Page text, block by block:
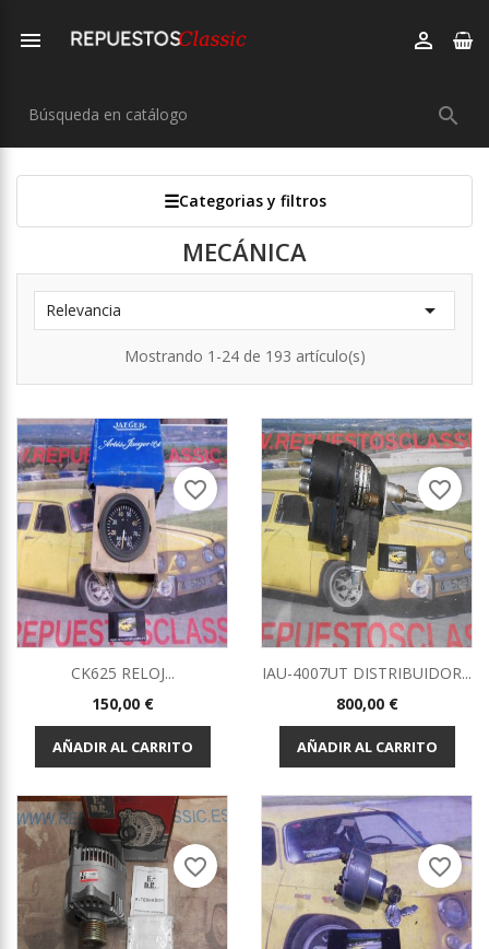
 

Categorias y filtros
MECÁNICA
Relevancia 
Mostrando 1-24 de 193 artículo(s)
CK625 RELOJ...
Precio
150,00 €
AÑADIR AL CARRITO
favorite_border
IAU-4007UT DISTRIBUIDOR...
Precio
800,00 €
AÑADIR AL CARRITO
favorite_border
favorite_border favorite_border